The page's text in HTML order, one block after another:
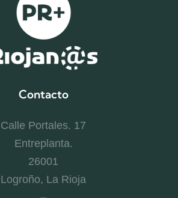
Contacto
Calle Portales. 17
Entreplanta.
26001
Logroño, La Rioja